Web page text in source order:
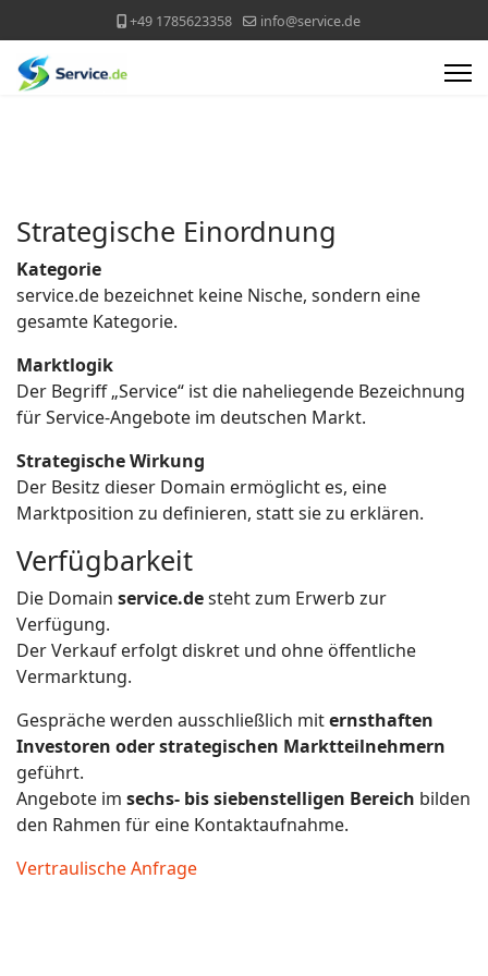
+49 1785623358 info@service.de
Strategische Einordnung
Kategorie
service.de bezeichnet keine Nische, sondern eine
gesamte Kategorie.
Marktlogik
Der Begriff „Service“ ist die naheliegende Bezeichnung
für Service-Angebote im deutschen Markt.
Strategische Wirkung
Der Besitz dieser Domain ermöglicht es, eine
Marktposition zu definieren, statt sie zu erklären.
Verfügbarkeit
Die Domain service.desteht zum Erwerb zur
Verfügung.
Der Verkauf erfolgt diskret und ohne öffentliche
Vermarktung.
Gespräche werden ausschließlich miternsthaften
Investoren oder strategischen Marktteilnehmern
geführt.
Angebote im sechs- bis siebenstelligen Bereich bilden
den Rahmen für eine Kontaktaufnahme.
Vertraulische Anfrage